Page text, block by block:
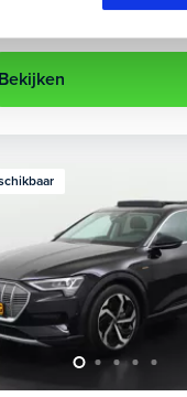
Bekijken